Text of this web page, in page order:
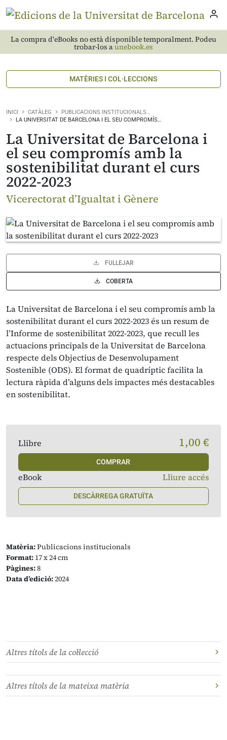
La compra d'eBooks no està disponible temporalment. Podeu
trobar-los aunebook.es
MATÈRIES I COL·LECCIONS
INICI CATÀLEG
PUBLICACIONS INSTITUCIONALS…
LA UNIVERSITAT DE BARCELONA I EL SEU COMPROMÍS…
La Universitat de Barcelona i
el seu compromís amb la
sostenibilitat durant el curs
2022-2023
Vicerectorat d’Igualtat i Gènere
FULLEJAR
COBERTA
La Universitat de Barcelona i el seu compromís amb la
sostenibilitat durant el curs 2022-2023 és un resum de
l’Informe de sostenibilitat 2022-2023, que recull les
actuacions principals de la Universitat de Barcelona
respecte dels Objectius de Desenvolupament
Sostenible (ODS). El format de quadríptic facilita la
lectura ràpida d’alguns dels impactes més destacables
en sostenibilitat.
Matèria:Publicacions institucionals
Format: 17 x 24 cm
Pàgines:8
Data d’edició:2024
Llibre 1,00 €
COMPRAR
eBook Lliure accés
DESCÀRREGA GRATUÏTA
Altres títols de la col·lecció
Altres títols de la mateixa matèria